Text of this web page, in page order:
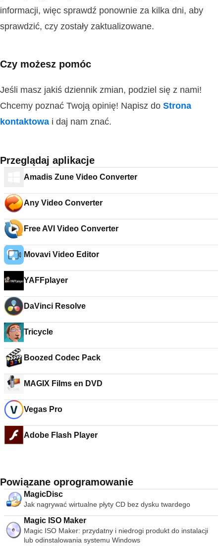
informacji, więc sprawdź ponownie za kilka dni, aby
sprawdzić, czy zostały zaktualizowane.
Czy możesz pomóc
Jeśli masz jakiś dziennik zmian, podziel się z nami!
Chcemy poznać Twoją opinię! Napisz do Strona
kontaktowa i daj nam znać.
Przeglądaj aplikacje
Amadis Zune Video Converter
Any Video Converter
Free AVI Video Converter
Movavi Video Editor
YAFFplayer
DaVinci Resolve
Tricycle
Boozed Codec Pack
MAGIX Films en DVD
Vegas Pro
Adobe Flash Player
Powiązane oprogramowanie
MagicDisc
Jak nagrywać wirtualne płyty CD bez dysku twardego
Magic ISO Maker
Magic ISO Maker: przydatny i niedrogi produkt do instalacji
lub odinstalowania systemu Windows